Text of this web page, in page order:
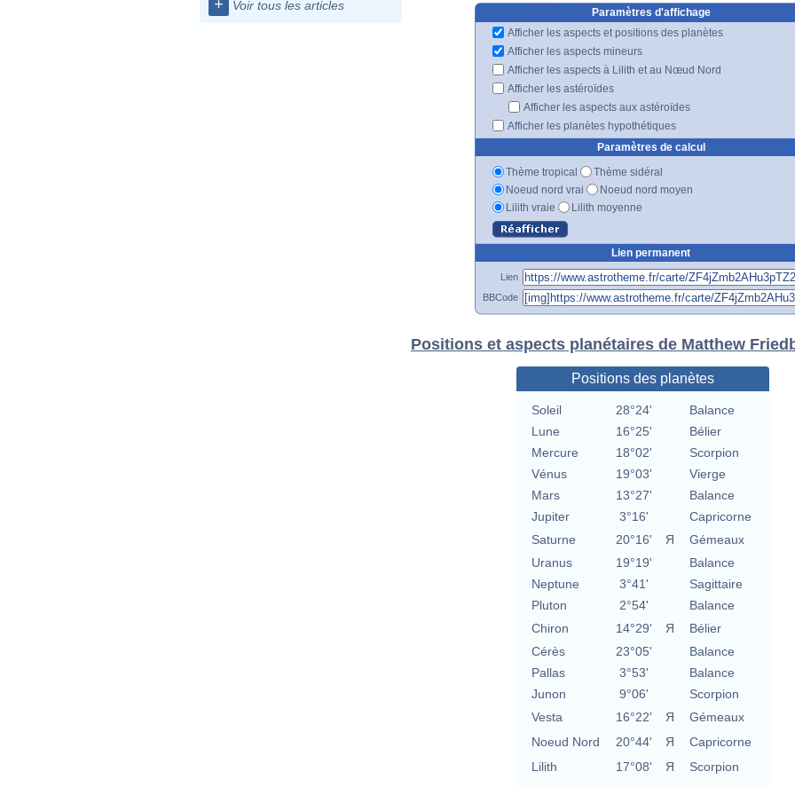
+ Voir tous les articles
Paramètres d'affichage
Afficher les aspects et positions des planètes
Afficher les aspects mineurs
Afficher les aspects à Lilith et au Nœud Nord
Afficher les astéroïdes
Afficher les aspects aux astéroïdes
Afficher les planètes hypothétiques
Paramètres de calcul
Thème tropical
Thème sidéral
Noeud nord vrai
Noeud nord moyen
Lilith vraie
Lilith moyenne
Lien permanent
Lien
BBCode
Positions et aspects planétaires de Matthew
Positions des planètes
Soleil 28°24'
Balance
Lune
16°25'
Bélier
Mercure
18°02'
Scorpion
Vénus
19°03'
Vierge
Mars
13°27'
Balance
Jupiter
3°16'
Capricorne
Saturne
20°16' Я
Gémeaux
Uranus
19°19'
Balance
Neptune
3°41'
Sagittaire
Pluton
2°54'
Balance
Chiron
14°29' Я
Bélier
Cérès
23°05'
Balance
Pallas
3°53'
Balance
Junon
9°06'
Scorpion
Vesta
16°22' Я
Gémeaux
Noeud Nord
20°44' Я
Capricorne
Lilith
17°08' Я Scorpion